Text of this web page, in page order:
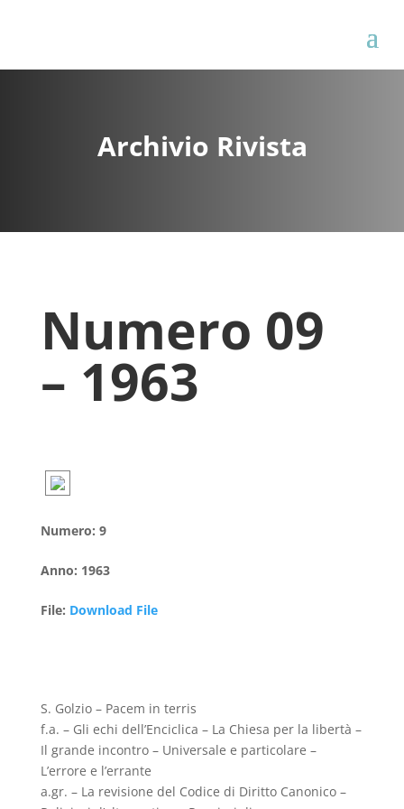
Archivio Rivista
Numero 09
– 1963
Numero: 9
Anno: 1963
File: Download File
S. Golzio – Pacem in terris
f.a. – Gli echi dell’Enciclica – La Chiesa per la libertà –
Il grande incontro – Universale e particolare –
L’errore e l’errante
a.gr. – La revisione del Codice di Diritto Canonico –